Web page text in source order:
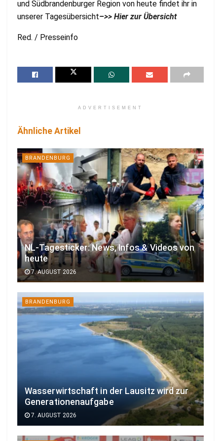
und Südbrandenburger Region von heute findet ihr in
unserer Tagesübersicht–>> Hier zur Übersicht
Red. / Presseinfo
ADVERTISEMENT
Ähnliche Artikel
BRANDENBURG
NL-Tagesticker: News, Infos & Videos von
heute
7. AUGUST 2026
BRANDENBURG
Wasserwirtschaft in der Lausitz wird zur
Generationenaufgabe
7. AUGUST 2026